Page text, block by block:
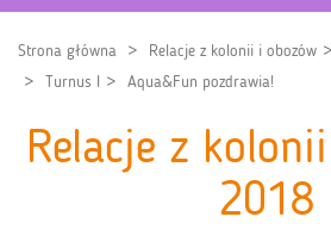
nawigację
Strona główna Relacje z kolonii i obozów
Turnus I
Aqua&Fun pozdrawia!
Relacje z
2018